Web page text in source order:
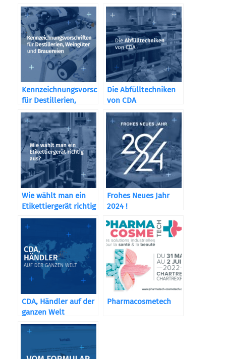
Kennzeichnungsvorschriften
für Destillerien,
Weingüter und
Brauereien
Die Abfülltechniken
von CDA
Wie wählt man ein
Etikettiergerät richtig
aus?
Frohes Neues Jahr
2024 !
CDA, Händler auf der
ganzen Welt
Pharmacosmetech